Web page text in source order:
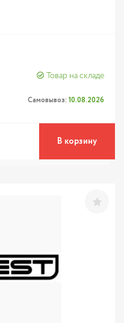
Товар на складе
Самовывоз: 10.08.2026
В корзину